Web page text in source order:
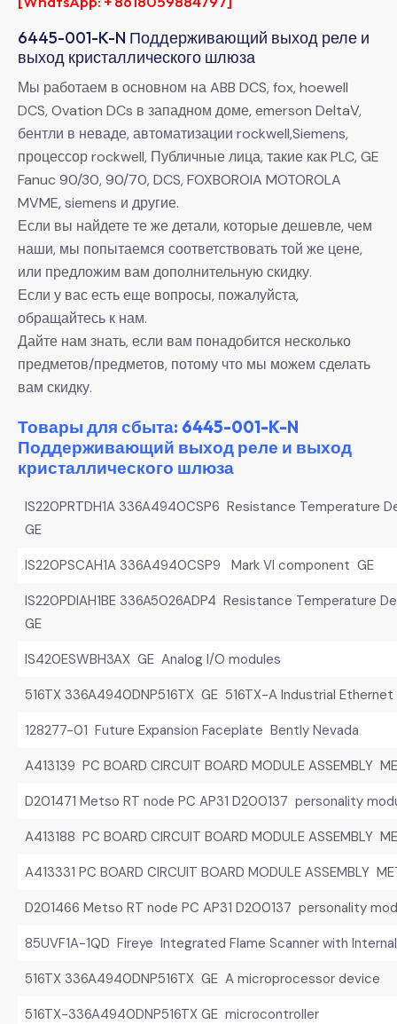
6445-001-K-N Поддерживающий выход реле и
выход кристаллического шлюза
Мы работаем в основном на ABB DCS, fox, hoewell
DCS, Ovation DCs в западном доме, emerson DeltaV,
бентли в неваде, автоматизации rockwell,Siemens,
процессор rockwell, Публичные лица, такие как PLC, GE
Fanuc 90/30, 90/70, DCS, FOXBOROIA MOTOROLA
MVME, siemens и другие.
Если вы найдете те же детали, которые дешевле, чем
наши, мы попытаемся соответствовать той же цене,
или предложим вам дополнительную скидку.
Если у вас есть еще вопросы, пожалуйста,
обращайтесь к нам.
Дайте нам знать, если вам понадобится несколько
предметов/предметов, потому что мы можем сделать
вам скидку.
Товары для сбыта: 6445-001-K-N
Поддерживающий выход реле и выход
кристаллического шлюза
IS220PRTDH1A 336A4940CSP6 Resistance Temperature
GE
IS220PSCAH1A 336A4940CSP9 Mark VI component GE
IS220PDIAH1BE 336A5026ADP4 Resistance Temperature
GE
IS420ESWBH3AX GE Analog I/O modules
516TX 336A4940DNP516TX GE 516TX-A Industrial
128277-01 Future Expansion Faceplate Bently Nevada
A413139 PC BOARD CIRCUIT BOARD MODULE ASSEMBLY
D201471 Metso RT node PC AP31 D200137 personality
A413188 PC BOARD CIRCUIT BOARD MODULE ASSEMBLY
A413331 PC BOARD CIRCUIT BOARD MODULE ASSEMBLY
D201466 Metso RT node PC AP31 D200137 personality
85UVF1A-1QD Fireye Integrated Flame Scanner with
516TX 336A4940DNP516TX GE A microprocessor device
516TX-336A4940DNP516TX GE microcontroller